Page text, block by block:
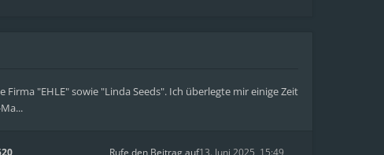
"EHLE" sowie "Linda Seeds". Ich überlegte mir einige Zeit
13. Juni 2025, 15:49
Rufe den Beitrag auf